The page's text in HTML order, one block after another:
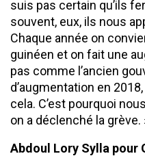
suis pas certain qu’ils
souvent, eux, ils nous
Chaque année on
guinéen et on fait une
pas comme l’ancien
d’augmentation en
cela. C’est pourquoi
on a déclenché la grève.
Abdoul Lory Sylla pour